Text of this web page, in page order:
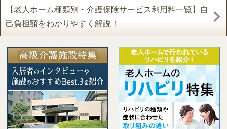
【老人ホーム種類別・介護保険サービス利用料一覧】自
己負担額をわかりやすく解説！